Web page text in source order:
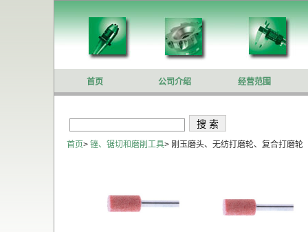
首页 公司介绍 经营范围
首页> 锉、锯切和磨削工具> 刚玉磨头、无纺打磨轮、复合打磨轮